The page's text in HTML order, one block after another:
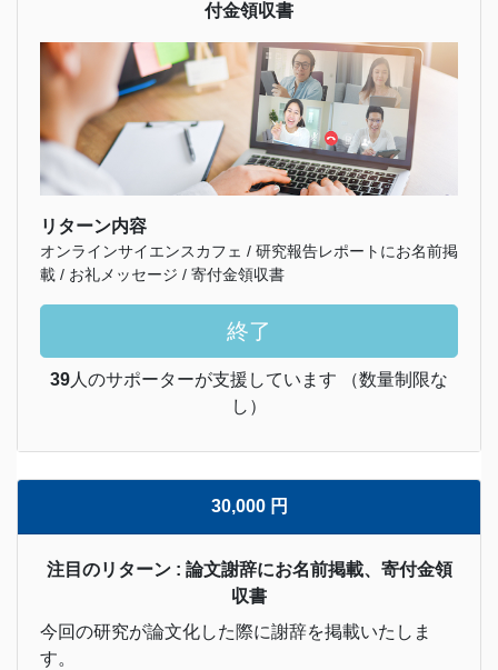
付金領収書
リターン内容
オンラインサイエンスカフェ / 研究報告レポートにお名前掲
載 / お礼メッセージ / 寄付金領収書
終了
39人のサポーターが支援しています （数量制限な
し）
30,000 円
注目のリターン : 論文謝辞にお名前掲載、寄付金領
収書
今回の研究が論文化した際に謝辞を掲載いたしま
す。